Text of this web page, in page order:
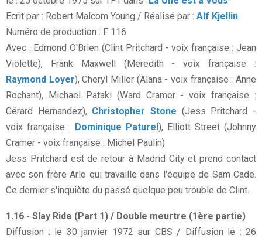
Ecrit par : Robert Malcom Young / Réalisé par : Alf Kjellin
Numéro de production : F 116
Avec : Edmond O'Brien (Clint Pritchard - voix française : Jean
Violette), Frank Maxwell (Meredith - voix française :
Raymond Loyer), Cheryl Miller (Alana - voix française : Anne
Rochant), Michael Pataki (Ward Cramer - voix française :
Gérard Hernandez), Christopher Stone (Jess Pritchard -
voix française : Dominique Paturel), Elliott Street (Johnny
Cramer - voix française : Michel Paulin)
Jess Pritchard est de retour à Madrid City et prend contact
avec son frère Arlo qui travaille dans l'équipe de Sam Cade.
Ce dernier s'inquiète du passé quelque peu trouble de Clint.
1.16 - Slay Ride (Part 1) / Double meurtre (1ère partie)
Diffusion : le 30 janvier 1972 sur CBS / Diffusion le : 26